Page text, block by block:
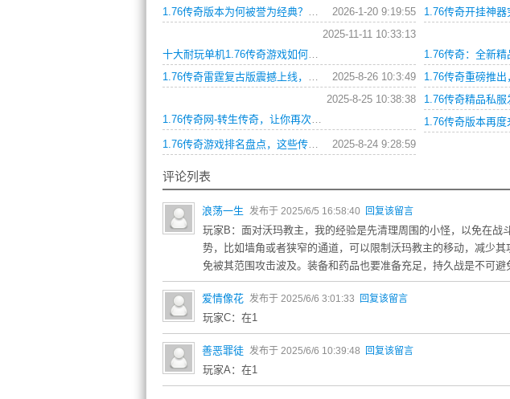
2026-1-20 9:19:55
1.76传奇版本为何被誉为经典？新手如何快速上手？
2025-11-11 10:33:13
十大耐玩单机1.76传奇游戏如何选择职业与快速升级攻略？
2025-8-26 10:3:49
1.76传奇雷霆复古版震撼上线，重温经典战斗与PK！
2025-8-25 10:38:38
1.76传奇网-转生传奇，让你再次重启战斗！
2025-8-24 9:28:59
1.76传奇游戏排名盘点，这些传奇玩家你认识几个？
评论列表
浪荡一生 发布于 2025/6/5 16:58:40 回复该留言
玩家B：面对沃玛教主，我的经验是先清理周围的小怪，以免在战
势，比如墙角或者狭窄的通道，可以限制沃玛教主的移动，减少
免被其范围攻击波及。装备和药品也要准备充足，持久战是不可避
爱情像花 发布于 2025/6/6 3:01:33 回复该留言
玩家C：在1
善恶罪徒 发布于 2025/6/6 10:39:48 回复该留言
玩家A：在1